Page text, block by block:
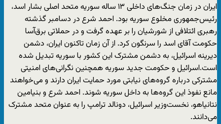
ایران در زمان جنگ‌های داخلی ۱۳ ساله سوریه متحد اصلی بشار اسد،
رئیس‌جمهوری مخلوع سوریه بود. احمد شرع در دسامبر گذشته
رهبری ائتلافی از شورشیان را بر عهده گرفت و در حملاتی برق‌آسا
حکومت آقای اسد را سرنگون کرد. از آن زمان تاکنون ایران، دشمن
دیرینه اسرائيل، به دشمن مشترک این کشور با سوریه تبدیل شده
است.اسرائیل و حکومت جدید سوریه همچنین نگرانی‌های امنیتی
مشترکی درباره گروه‌های نیابتی مورد حمایت ایران دارند و می‌خواهند
مانع نفوذ این گروه‌ها به داخل سوریه شوند. احمد شرع و بنیامین
نتانیاهو، نخست‌وزیر اسرائیل، دونالد ترامپ را به عنوان متحد مشترک
می‌دانند.